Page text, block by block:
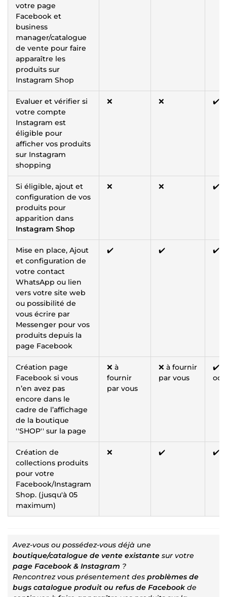
votre page
Facebook et
business
manager/catalogue
de vente pour faire
apparaître les
produits sur
Instagram Shop
Evaluer et vérifier si
votre compte
Instagram est
éligible pour
afficher vos produits
sur Instagram
shopping
❌ ❌ ✔️
Si éligible, ajout et
configuration de vos
produits pour
apparition dans
Instagram Shop
❌ ❌ ✔️
Mise en place, Ajout
et configuration de
votre contact
WhatsApp ou lien
vers votre site web
ou possibilité de
vous écrire par
Messenger pour vos
produits depuis la
page Facebook
✔️ ✔️ ✔️
Création page
Facebook si vous
n’en avez pas
encore dans le
cadre de l’affichage
de la boutique
''SHOP'' sur la page
❌ à
fournir
par vous
❌ à fournir
par vous
✔️
Création de
collections produits
pour votre
Facebook/Instagram
Shop. (jusqu'à 05
maximum)
❌ ✔️ ✔️
Avez-vous ou possédez-vous déjà une
boutique/catalogue de vente existante sur votre
page Facebook & Instagram ?
Rencontrez vous présentement des problèmes de
bugs catalogue produit ou refus de Facebook de